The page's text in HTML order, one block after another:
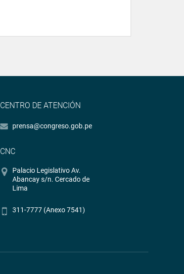
CENTRO DE ATENCIÓN
prensa@congreso.gob.pe
CNC
Palacio Legislativo Av.
Abancay s/n. Cercado de
Lima
311-7777 (Anexo 7541)